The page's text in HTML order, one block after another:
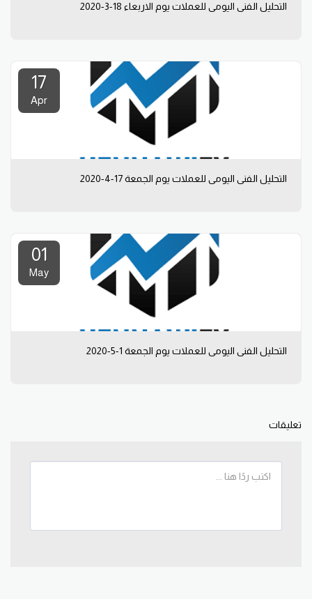
التحليل الفني اليومي للعملات يوم الاربعاء 18-3-2020
17
Apr
التحليل الفني اليومي للعملات يوم الجمعة 17-4-2020
01
May
التحليل الفني اليومي للعملات يوم الجمعة 1-5-2020
تعليقات